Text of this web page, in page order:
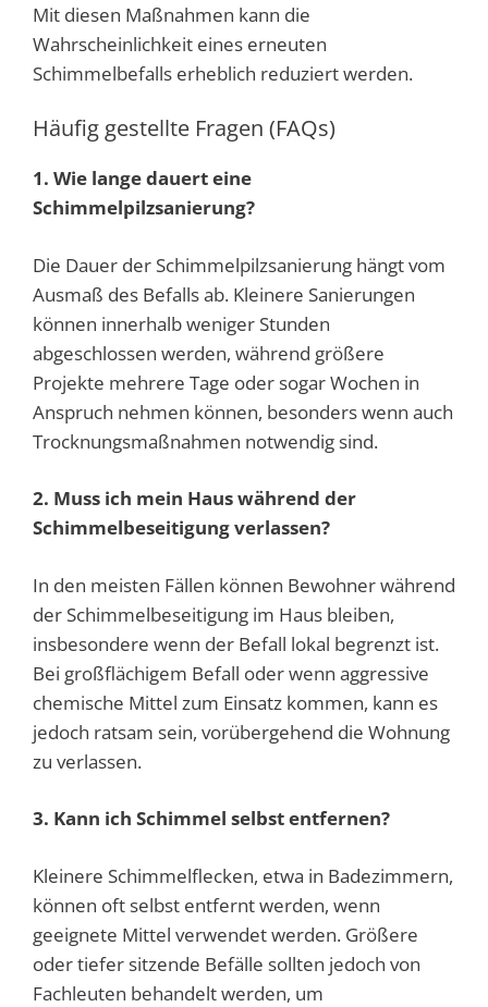
Mit diesen Maßnahmen kann die
Wahrscheinlichkeit eines erneuten
Schimmelbefalls erheblich reduziert werden.
Häufig gestellte Fragen (FAQs)
1. Wie lange dauert eine
Schimmelpilzsanierung?
Die Dauer der Schimmelpilzsanierung hängt vom
Ausmaß des Befalls ab. Kleinere Sanierungen
können innerhalb weniger Stunden
abgeschlossen werden, während größere
Projekte mehrere Tage oder sogar Wochen in
Anspruch nehmen können, besonders wenn auch
Trocknungsmaßnahmen notwendig sind.
2. Muss ich mein Haus während der
Schimmelbeseitigung verlassen?
In den meisten Fällen können Bewohner während
der Schimmelbeseitigung im Haus bleiben,
insbesondere wenn der Befall lokal begrenzt ist.
Bei großflächigem Befall oder wenn aggressive
chemische Mittel zum Einsatz kommen, kann es
jedoch ratsam sein, vorübergehend die Wohnung
zu verlassen.
3. Kann ich Schimmel selbst entfernen?
Kleinere Schimmelflecken, etwa in Badezimmern,
können oft selbst entfernt werden, wenn
geeignete Mittel verwendet werden. Größere
oder tiefer sitzende Befälle sollten jedoch von
Fachleuten behandelt werden, um